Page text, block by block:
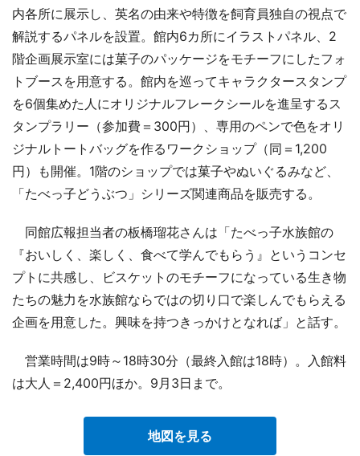
内各所に展示し、英名の由来や特徴を飼育員独自の視点で
解説するパネルを設置。館内6カ所にイラストパネル、2
階企画展示室には菓子のパッケージをモチーフにしたフォ
トブースを用意する。館内を巡ってキャラクタースタンプ
を6個集めた人にオリジナルフレークシールを進呈するス
タンプラリー（参加費＝300円）、専用のペンで色をオリ
ジナルトートバッグを作るワークショップ（同＝1,200
円）も開催。1階のショップでは菓子やぬいぐるみなど、
「たべっ子どうぶつ」シリーズ関連商品を販売する。
同館広報担当者の板橋瑠花さんは「たべっ子水族館の
『おいしく、楽しく、食べて学んでもらう』というコンセ
プトに共感し、ビスケットのモチーフになっている生き物
たちの魅力を水族館ならではの切り口で楽しんでもらえる
企画を用意した。興味を持つきっかけとなれば」と話す。
営業時間は9時～18時30分（最終入館は18時）。入館料
は大人＝2,400円ほか。9月3日まで。
地図を見る